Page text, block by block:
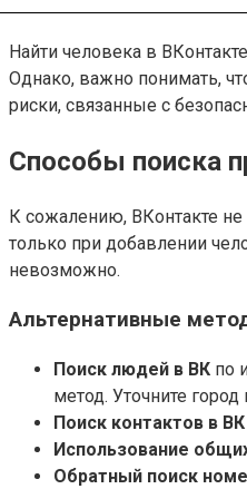
Найти человека в
Однако, важно понимать,
риски, связанные с
Способы поиска
К сожалению, ВКонтакте
только при добавлении
невозможно.
Альтернативные
Поиск людей в ВК по
метод. Уточните
Поиск контактов в ВК
Использование
Обратный поиск